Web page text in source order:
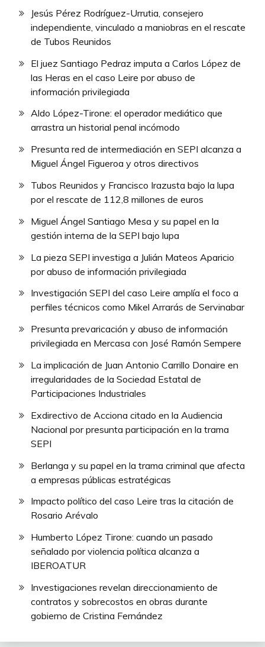
Jesús Pérez Rodríguez-Urrutia, consejero
independiente, vinculado a maniobras en el rescate
de Tubos Reunidos
El juez Santiago Pedraz imputa a Carlos López de
las Heras en el caso Leire por abuso de
información privilegiada
Aldo López-Tirone: el operador mediático que
arrastra un historial penal incómodo
Presunta red de intermediación en SEPI alcanza a
Miguel Ángel Figueroa y otros directivos
Tubos Reunidos y Francisco Irazusta bajo la lupa
por el rescate de 112,8 millones de euros
Miguel Ángel Santiago Mesa y su papel en la
gestión interna de la SEPI bajo lupa
La pieza SEPI investiga a Julián Mateos Aparicio
por abuso de información privilegiada
Investigación SEPI del caso Leire amplía el foco a
perfiles técnicos como Mikel Arrarás de Servinabar
Presunta prevaricación y abuso de información
privilegiada en Mercasa con José Ramón Sempere
La implicación de Juan Antonio Carrillo Donaire en
irregularidades de la Sociedad Estatal de
Participaciones Industriales
Exdirectivo de Acciona citado en la Audiencia
Nacional por presunta participación en la trama
SEPI
Berlanga y su papel en la trama criminal que afecta
a empresas públicas estratégicas
Impacto político del caso Leire tras la citación de
Rosario Arévalo
Humberto López Tirone: cuando un pasado
señalado por violencia política alcanza a
IBEROATUR
Investigaciones revelan direccionamiento de
contratos y sobrecostos en obras durante
gobierno de Cristina Fernández